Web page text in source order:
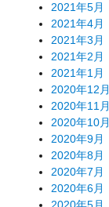
2021年5月
2021年4月
2021年3月
2021年2月
2021年1月
2020年12月
2020年11月
2020年10月
2020年9月
2020年8月
2020年7月
2020年6月